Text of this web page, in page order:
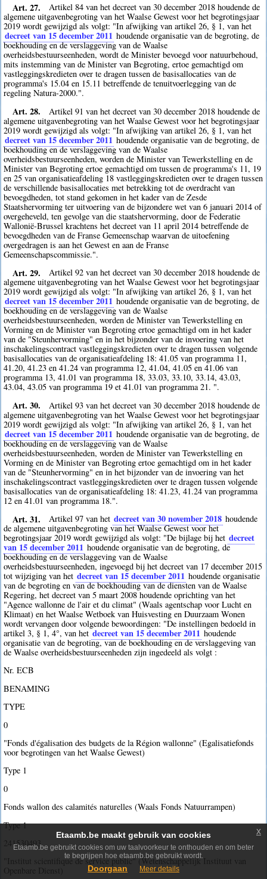
Art. 27.
Artikel 84 van het decreet van 30 december 2018 houdende de
algemene uitgavenbegroting van het Waalse Gewest voor het begrotingsjaar
2019 wordt gewijzigd als volgt: "In afwijking van artikel 26, § 1, van het
decreet van 15 december 2011 houdende organisatie van de begroting, de
boekhouding en de verslaggeving van de Waalse
overheidsbestuurseenheden, wordt de Minister bevoegd voor natuurbehoud,
mits instemming van de Minister van Begroting, ertoe gemachtigd om
vastleggingskredieten over te dragen tussen de basisallocaties van de
programma's 15.04 en 15.11 betreffende de tenuitvoerlegging van de
regeling Natura-2000.".
Art. 28.
Artikel 91 van het decreet van 30 december 2018 houdende de
algemene uitgavenbegroting van het Waalse Gewest voor het begrotingsjaar
2019 wordt gewijzigd als volgt: "In afwijking van artikel 26, § 1, van het
decreet van 15 december 2011 houdende organisatie van de begroting, de
boekhouding en de verslaggeving van de Waalse
overheidsbestuurseenheden, worden de Minister van Tewerkstelling en de
Minister van Begroting ertoe gemachtigd om tussen de programma's 11, 19
en 25 van organisatieafdeling 18 vastleggingskredieten over te dragen tussen
de verschillende basisallocaties met betrekking tot de overdracht van
bevoegdheden, tot stand gekomen in het kader van de Zesde
Staatshervorming ter uitvoering van de bijzondere wet van 6 januari 2014 of
overgeheveld, ten gevolge van die staatshervorming, door de Federatie
Wallonië-Brussel krachtens het decreet van 11 april 2014 betreffende de
bevoegdheden van de Franse Gemeenschap waarvan de uitoefening
overgedragen is aan het Gewest en aan de Franse
Gemeenschapscommissie.".
Art. 29.
Artikel 92 van het decreet van 30 december 2018 houdende de
algemene uitgavenbegroting van het Waalse Gewest voor het begrotingsjaar
2019 wordt gewijzigd als volgt: "In afwijking van artikel 26, § 1, van het
decreet van 15 december 2011 houdende organisatie van de begroting, de
boekhouding en de verslaggeving van de Waalse
overheidsbestuurseenheden, worden de Minister van Tewerkstelling en
Vorming en de Minister van Begroting ertoe gemachtigd om in het kader
van de "Steunhervorming" en in het bijzonder van de invoering van het
inschakelingscontract vastleggingskredieten over te dragen tussen volgende
basisallocaties van de organisatieafdeling 18: 41.05 van programma 11,
41.20, 41.23 en 41.24 van programma 12, 41.04, 41.05 en 41.06 van
programma 13, 41.01 van programma 18, 33.03, 33.10, 33.14, 43.03,
43.04, 43.05 van programma 19 et 41.01 van programma 21. ".
Art. 30.
Artikel 93 van het decreet van 30 december 2018 houdende de
algemene uitgavenbegroting van het Waalse Gewest voor het begrotingsjaar
2019 wordt gewijzigd als volgt: "In afwijking van artikel 26, § 1, van het
decreet van 15 december 2011 houdende organisatie van de begroting, de
boekhouding en de verslaggeving van de Waalse
overheidsbestuurseenheden, worden de Minister van Tewerkstelling en
Vorming en de Minister van Begroting ertoe gemachtigd om in het kader
van de "Steunhervorming" en in het bijzonder van de invoering van het
inschakelingscontract vastleggingskredieten over te dragen tussen volgende
basisallocaties van de organisatieafdeling 18: 41.23, 41.24 van programma
12 en 41.01 van programma 18.".
Art. 31. Artikel 97 van het decreet van 30 november 2018 houdende
de algemene uitgavenbegroting van het Waalse Gewest voor het
begrotingsjaar 2019 wordt gewijzigd als volgt: "De bijlage bij het decreet
van 15 december 2011 houdende organisatie van de begroting, de
boekhouding en de verslaggeving van de Waalse
overheidsbestuurseenheden, ingevoegd bij het decreet van 17 december 2015
tot wijziging van het decreet van 15 december 2011 houdende organisatie
van de begroting en van de boekhouding van de diensten van de Waalse
Regering, het decreet van 5 maart 2008 houdende oprichting van het
"Agence wallonne de l'air et du climat" (Waals agentschap voor Lucht en
Klimaat) en het Waalse Wetboek van Huisvesting en Duurzaam Wonen
wordt vervangen door volgende bewoordingen: "De instellingen bedoeld in
artikel 3, § 1, 4°, van het decreet van 15 december 2011 houdende
organisatie van de begroting, van de boekhouding en de verslaggeving van
de Waalse overheidsbestuurseenheden zijn ingedeeld als volgt :
Nr. ECB
BENAMING
TYPE
0
"Fonds d'égalisation des budgets de la Région wallonne" (Egalisatiefonds
voor begrotingen van het Waalse Gewest)
Type 1
0
Fonds wallon des calamités naturelles (Waals Fonds Natuurrampen)
Type 1
241530493
"Institut scientifique de service public" (Wetenschappelijk Instituut van
Openbare Dienst)
Etaamb.be maakt gebruik van cookies
Etaamb.be gebruikt cookies om uw taalvoorkeur te onthouden en om beter
te begrijpen hoe etaamb.be gebruikt wordt.
Doorgaan Meer details
x